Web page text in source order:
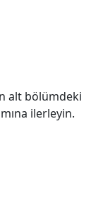
alt bölümdeki
ilerleyin.